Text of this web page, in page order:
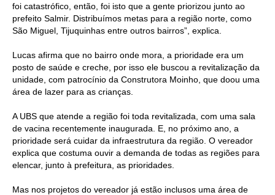
foi catastrófico, então, foi isto que a gente priorizou junto ao
prefeito Salmir. Distribuímos metas para a região norte, como
São Miguel, Tijuquinhas entre outros bairros”, explica.
Lucas afirma que no bairro onde mora, a prioridade era um
posto de saúde e creche, por isso ele buscou a revitalização da
unidade, com patrocínio da Construtora Moinho, que doou uma
área de lazer para as crianças.
A UBS que atende a região foi toda revitalizada, com uma sala
de vacina recentemente inaugurada. E, no próximo ano, a
prioridade será cuidar da infraestrutura da região. O vereador
explica que costuma ouvir a demanda de todas as regiões para
elencar, junto à prefeitura, as prioridades.
Mas nos projetos do vereador já estão inclusos uma área de